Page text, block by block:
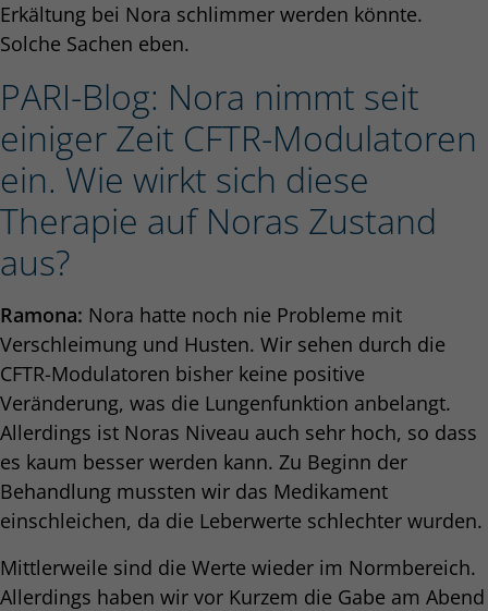
Erkältung bei Nora schlimmer werden könnte.
Solche Sachen eben.
PARI-Blog: Nora nimmt seit
einiger Zeit CFTR-Modulatoren
ein. Wie wirkt sich diese
Therapie auf Noras Zustand
aus?
Ramona: Nora hatte noch nie Probleme mit
Verschleimung und Husten. Wir sehen durch die
CFTR-Modulatoren bisher keine positive
Veränderung, was die Lungenfunktion anbelangt.
Allerdings ist Noras Niveau auch sehr hoch, so dass
es kaum besser werden kann. Zu Beginn der
Behandlung mussten wir das Medikament
einschleichen, da die Leberwerte schlechter wurden.
Mittlerweile sind die Werte wieder im Normbereich.
Allerdings haben wir vor Kurzem die Gabe am Abend